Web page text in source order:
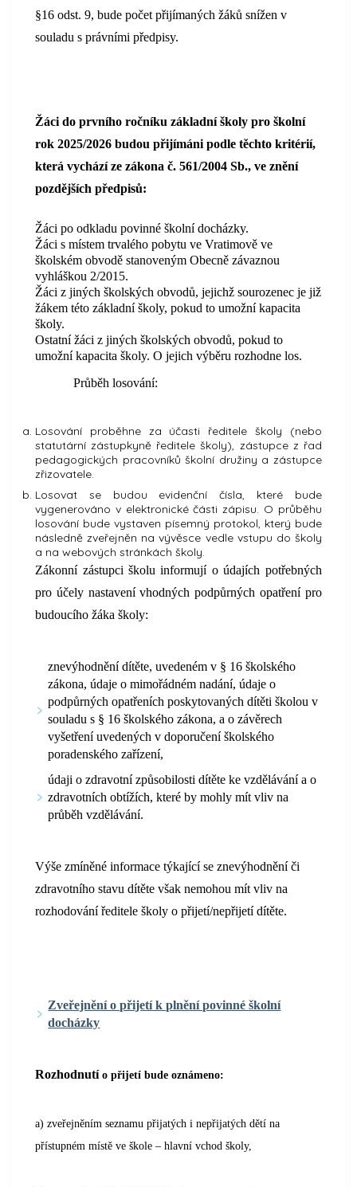
§16 odst. 9, bude počet přijímaných žáků snížen v
souladu s právními předpisy.
Žáci do prvního ročníku základní školy pro školní
rok 2025/2026 budou přijímáni podle těchto kritérií,
která vychází ze zákona č. 561/2004 Sb., ve znění
pozdějších předpisů:
Žáci po odkladu povinné školní docházky.
Žáci s místem trvalého pobytu ve Vratimově ve
školském obvodě stanoveným Obecně závaznou
vyhláškou 2/2015.
Žáci z jiných školských obvodů, jejichž sourozenec je již
žákem této základní školy, pokud to umožní kapacita
školy.
Ostatní žáci z jiných školských obvodů, pokud to
umožní kapacita školy. O jejich výběru rozhodne los.
Průběh losování:
Losování proběhne za účasti ředitele školy (nebo
statutární zástupkyně ředitele školy), zástupce z řad
pedagogických pracovníků školní družiny a zástupce
zřizovatele.
Losovat se budou evidenční čísla, které bude
vygenerováno v elektronické části zápisu. O průběhu
losování bude vystaven písemný protokol, který bude
následně zveřejněn na vývěsce vedle vstupu do školy
a na webových stránkách školy.
Zákonní zástupci školu informují o údajích potřebných
pro účely nastavení vhodných podpůrných opatření pro
budoucího žáka školy:
znevýhodnění dítěte, uvedeném v § 16 školského
zákona, údaje o mimořádném nadání, údaje o
podpůrných opatřeních poskytovaných dítěti školou v
souladu s § 16 školského zákona, a o závěrech
vyšetření uvedených v doporučení školského
poradenského zařízení,
údaji o zdravotní způsobilosti dítěte ke vzdělávání a o
zdravotních obtížích, které by mohly mít vliv na
průběh vzdělávání.
Výše zmíněné informace týkající se znevýhodnění či
zdravotního stavu dítěte však nemohou mít vliv na
rozhodování ředitele školy o přijetí/nepřijetí dítěte.
Zveřejnění o přijetí k plnění povinné školní
docházky
Rozhodnutío přijetí bude oznámeno:
a) zveřejněním seznamu přijatých i nepřijatých dětí na
přístupném místě ve škole – hlavní vchod školy,